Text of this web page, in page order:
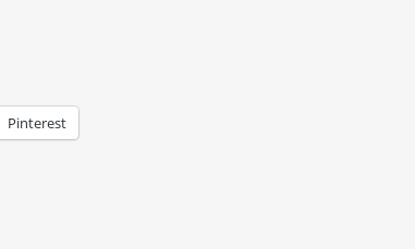
Pinterest